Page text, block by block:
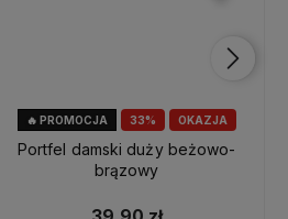
33% OKAZJA
🔥 PROMOCJA
Portfel damski duży beżowo-
brązowy